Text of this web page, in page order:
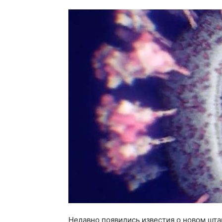
Недавно появились известия о новом